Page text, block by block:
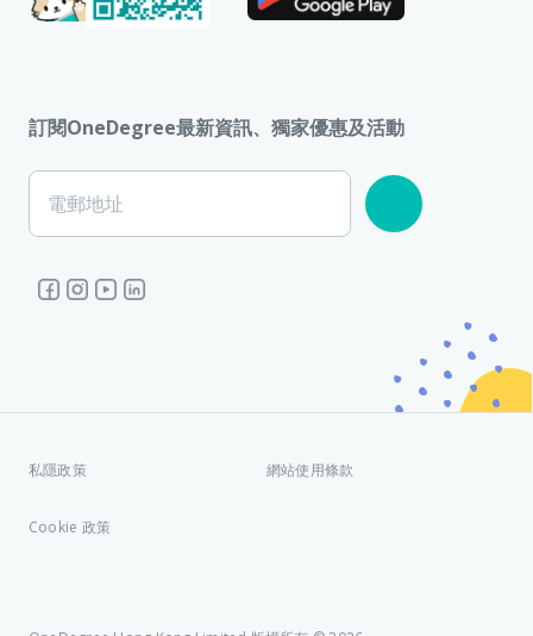
訂閱OneDegree最新資訊、獨家優惠及活動
電郵地址
私隱政策 網站使用條款
Cookie 政策